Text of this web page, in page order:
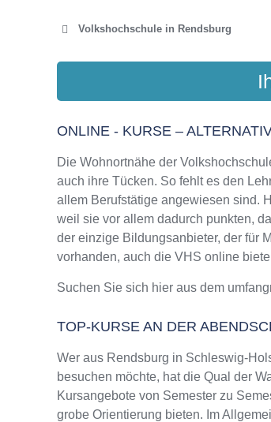
Volkshochschule in Rendsburg
ONLINE - KURSE –
Die Wohnortnähe der
auch ihre Tücken. So fehlt es den
allem Berufstätige angewiesen sind.
weil sie vor allem dadurch punkten,
der einzige Bildungsanbieter, der für
vorhanden, auch die VHS online
Suchen Sie sich hier aus dem
TOP-KURSE AN DER
Wer aus Rendsburg in Schleswig-
besuchen möchte, hat die Qual der
Kursangebote von Semester zu
grobe Orientierung bieten. Im